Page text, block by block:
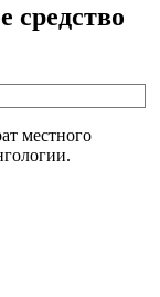
средство
местного